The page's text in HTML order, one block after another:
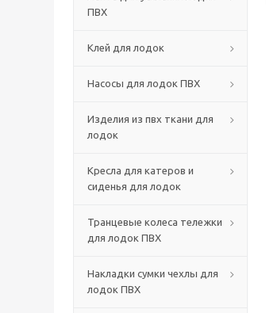
ПВХ
Клей для лодок
Насосы для лодок ПВХ
Изделия из пвх ткани для
лодок
Кресла для катеров и
сиденья для лодок
Транцевые колеса тележки
для лодок ПВХ
Накладки сумки чехлы для
лодок ПВХ